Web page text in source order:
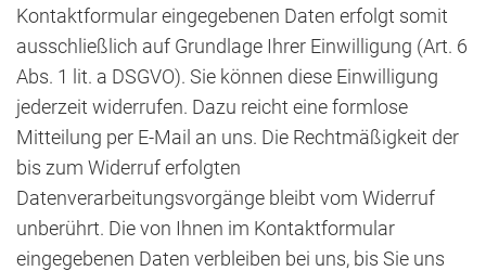
Kontaktformular eingegebenen Daten erfolgt somit
ausschließlich auf Grundlage Ihrer Einwilligung (Art. 6
Abs. 1 lit. a DSGVO). Sie können diese Einwilligung
jederzeit widerrufen. Dazu reicht eine formlose
Mitteilung per E-Mail an uns. Die Rechtmäßigkeit der
bis zum Widerruf erfolgten
Datenverarbeitungsvorgänge bleibt vom Widerruf
unberührt. Die von Ihnen im Kontaktformular
eingegebenen Daten verbleiben bei uns, bis Sie uns